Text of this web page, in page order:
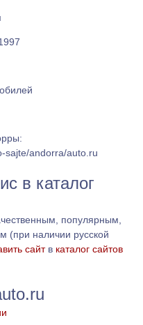
sajte/andorra/auto.ru
в каталог
популярным,
(при наличии русской
сайтв каталог сайтов